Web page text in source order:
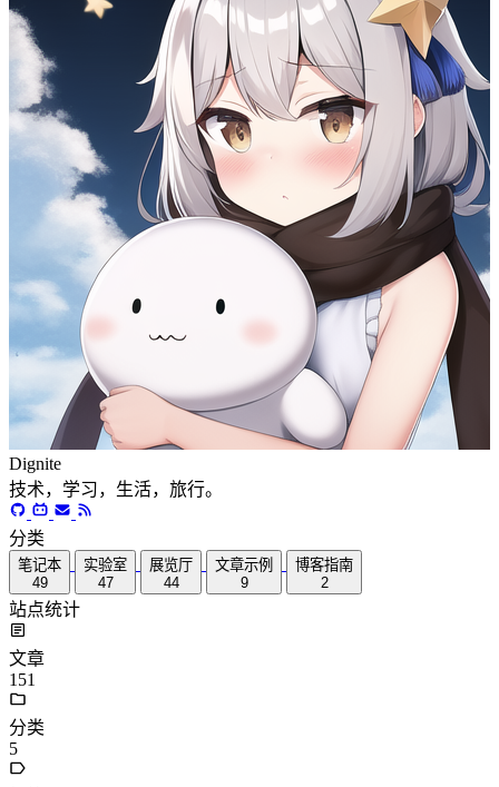
Dignite
技术，学习，生活，旅行。
分类
笔记本
49
实验室
47
展览厅
44
文章示例
9
博客指南
2
站点统计
文章
151
分类
5